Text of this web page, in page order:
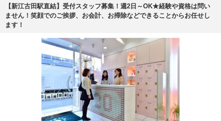
【新江古田駅直結】受付スタッフ募集！週2日～OK★経験や資格は問い
ません！笑顔でのご挨拶、お会計、お掃除などできることからお任せし
ます！